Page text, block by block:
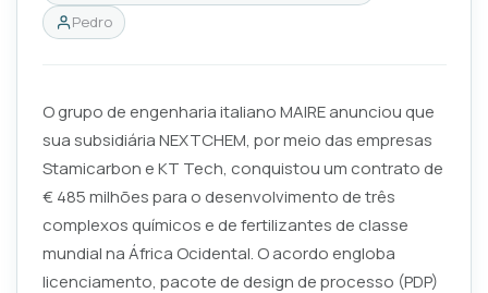
Pedro
O grupo de engenharia italiano MAIRE anunciou que
sua subsidiária NEXTCHEM, por meio das empresas
Stamicarbon e KT Tech, conquistou um contrato de
€ 485 milhões para o desenvolvimento de três
complexos químicos e de fertilizantes de classe
mundial na África Ocidental. O acordo engloba
licenciamento, pacote de design de processo (PDP)